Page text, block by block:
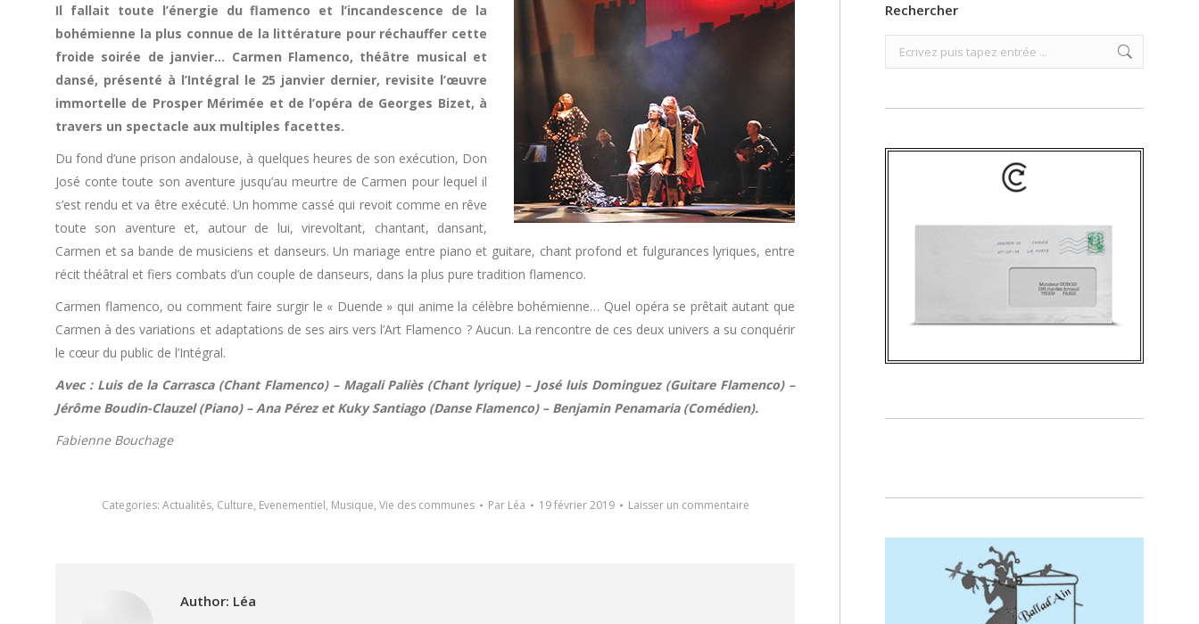
Il fallait toute l’énergie du flamenco et l’incandescence de la
bohémienne la plus connue de la littérature pour réchauffer cette
froide soirée de janvier… Carmen Flamenco, théâtre musical et
dansé, présenté à l’Intégral le 25 janvier dernier, revisite l’œuvre
immortelle de Prosper Mérimée et de l’opéra de Georges Bizet, à
travers un spectacle aux multiples facettes.
Du fond d’une prison andalouse, à quelques heures de son exécution, Don
José conte toute son aventure jusqu’au meurtre de Carmen pour lequel il
s’est rendu et va être exécuté. Un homme cassé qui revoit comme en rêve
toute son aventure et, autour de lui, virevoltant, chantant, dansant,
Carmen et sa bande de musiciens et danseurs. Un mariage entre piano et guitare, chant profond et fulgurances lyriques, entre
récit théâtral et fiers combats d’un couple de danseurs, dans la plus pure tradition flamenco.
Carmen flamenco, ou comment faire surgir le « Duende » qui anime la célèbre bohémienne… Quel opéra se prêtait autant que
Carmen à des variations et adaptations de ses airs vers l’Art Flamenco ? Aucun. La rencontre de ces deux univers a su conquérir
le cœur du public de l’Intégral.
Avec : Luis de la Carrasca (Chant Flamenco) – Magali Paliès (Chant lyrique) – José luis Dominguez (Guitare Flamenco) –
Jérôme Boudin-Clauzel (Piano) – Ana Pérez et Kuky Santiago (Danse Flamenco) – Benjamin Penamaria (Comédien).
Fabienne Bouchage
Categories: Actualités, Culture, Evenementiel, Musique, Vie des communes Par Léa 19 février 2019 Laisser un commentaire
Author: Léa
Rechercher
Search: